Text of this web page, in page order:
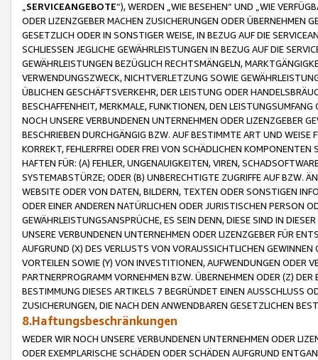
SERVICEANGEBOTE“), WERDEN „WIE BESEHEN“ UND „WIE
ODER LIZENZGEBER MACHEN ZUSICHERUNGEN ODER ÜBERNEHMEN
GESETZLICH ODER IN SONSTIGER WEISE, IN BEZUG AUF DIE
SCHLIESSEN JEGLICHE GEWÄHRLEISTUNGEN IN BEZUG AUF DIE
GEWÄHRLEISTUNGEN BEZÜGLICH RECHTSMÄNGELN,
VERWENDUNGSZWECK, NICHTVERLETZUNG SOWIE
ÜBLICHEN GESCHÄFTSVERKEHR, DER LEISTUNG ODER
BESCHAFFENHEIT, MERKMALE, FUNKTIONEN, DEN
NOCH UNSERE VERBUNDENEN UNTERNEHMEN ODER LIZENZGEBER
BESCHRIEBEN DURCHGÄNGIG BZW. AUF BESTIMMTE ART UND
KORREKT, FEHLERFREI ODER FREI VON SCHÄDLICHEN
HAFTEN FÜR: (A) FEHLER, UNGENAUIGKEITEN, VIREN,
SYSTEMABSTÜRZE; ODER (B) UNBERECHTIGTE ZUGRIFFE AUF BZW.
WEBSITE ODER VON DATEN, BILDERN, TEXTEN ODER SONSTIGEN
ODER EINER ANDEREN NATÜRLICHEN ODER JURISTISCHEN PERSON
GEWÄHRLEISTUNGSANSPRÜCHE, ES SEIN DENN, DIESE SIND IN
UNSERE VERBUNDENEN UNTERNEHMEN ODER LIZENZGEBER FÜR
AUFGRUND (X) DES VERLUSTS VON VORAUSSICHTLICHEN
VORTEILEN SOWIE (Y) VON INVESTITIONEN, AUFWENDUNGEN ODER
PARTNERPROGRAMM VORNEHMEN BZW. ÜBERNEHMEN ODER (Z)
BESTIMMUNG DIESES ARTIKELS 7 BEGRÜNDET EINEN AUSSCHLUSS
ZUSICHERUNGEN, DIE NACH DEN ANWENDBAREN GESETZLICHEN
8.Haftungsbeschränkungen
WEDER WIR NOCH UNSERE VERBUNDENEN UNTERNEHMEN ODER
ODER EXEMPLARISCHE SCHÄDEN ODER SCHÄDEN AUFGRUND